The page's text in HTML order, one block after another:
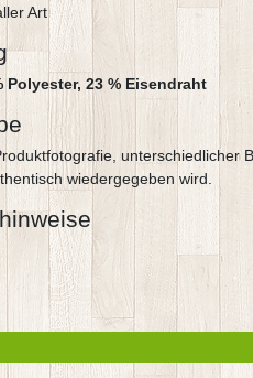
Art
Polyester, 23 % Eisendraht
wiedergegeben wird.